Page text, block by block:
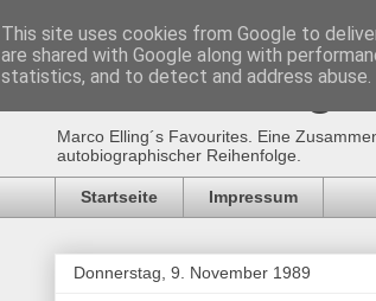
Marco
Marco Elling´s Favourites. Eine
autobiographischer Reihenfolge.
Startseite Impressum
Donnerstag, 9. November 1989
This site uses cookies from Google to
are shared with Google along with
statistics, and to detect and address abuse.